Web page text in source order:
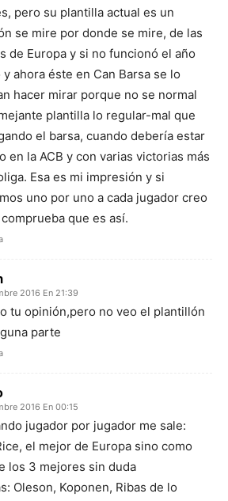
pero su plantilla actual es un
se mire por donde se mire, de las
de Europa y si no funcionó el año
y ahora éste en Can Barsa se lo
hacer mirar porque no se normal
plantilla lo regular-mal que
el barsa, cuando debería estar
en la ACB y con varias victorias más
Esa es mi impresión y si
uno por uno a cada jugador creo
que es así.
2016 En 21:39
tu opinión,pero no veo el plantillón
parte
2016 En 00:15
jugador por jugador me sale:
el mejor de Europa sino como
los 3 mejores sin duda
Oleson, Koponen, Ribas de lo